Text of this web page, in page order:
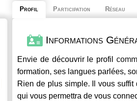
Profil Participation Réseau
Informations
Envie de découvrir le profil
formation, ses langues parlées,
Rien de plus simple. Il vous
qui vous permettra de vous